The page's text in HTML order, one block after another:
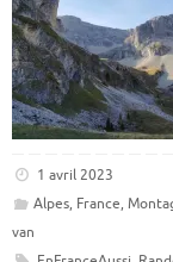
1 avril 2023
Alpes, France,
van